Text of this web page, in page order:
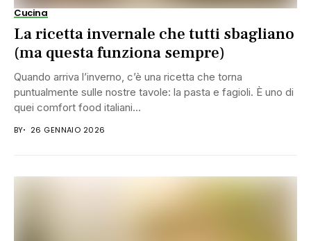
Cucina
La ricetta invernale che tutti sbagliano
(ma questa funziona sempre)
Quando arriva l’inverno, c’è una ricetta che torna
puntualmente sulle nostre tavole: la pasta e fagioli. È uno di
quei comfort food italiani...
BY 26 GENNAIO 2026